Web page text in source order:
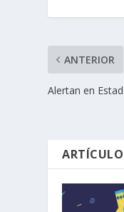
ANTERIOR
Alertan en